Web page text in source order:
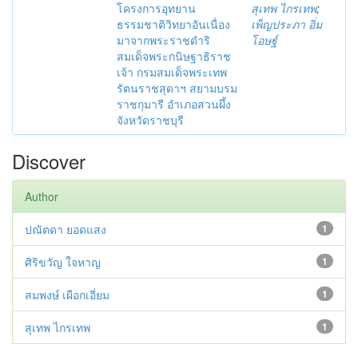
โครงการอุทยาน
ธรรมชาติวิทยาอันเนื่อง
มาจากพระราชดำริ
สมเด็จพระกนิษฐาธิราช
เจ้า กรมสมเด็จพระเทพ
รัตนราชสุดาฯ สยามบรม
ราชกุมารี อำเภอสวนผึ้ง
จังหวัดราชบุรี
สุเทพ ไกรเทพ;
เพ็ญประภา อิ่ม
โอษฐ์
Discover
Author
1
ปณัตดา ยอดแสง
1
ศิริขวัญ ใจหาญ
1
สมพงษ์ เผือกเอี่ยม
1
สุเทพ ไกรเทพ